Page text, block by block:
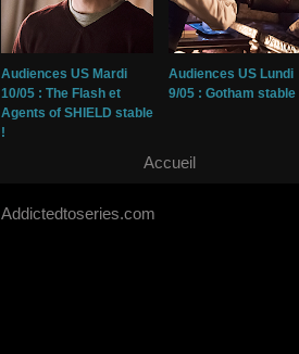
Audiences US Mardi
10/05 : The Flash et
Agents of SHIELD stable
!
Audiences US Lundi
9/05 : Gotham stable
Accueil
Addictedtoseries.com